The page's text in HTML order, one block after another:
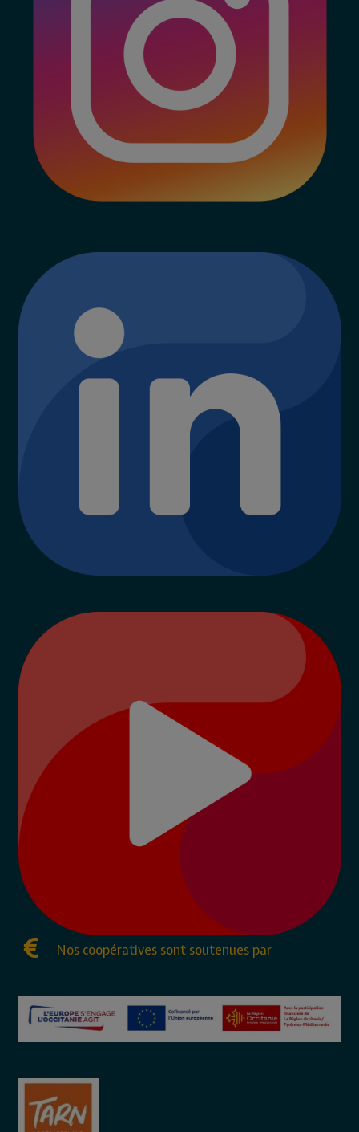
Nos coopératives sont soutenues par